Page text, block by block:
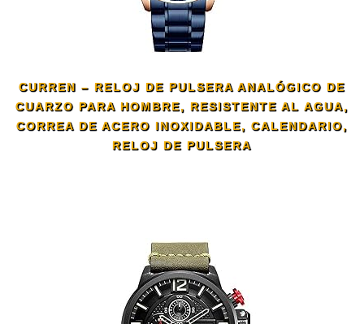
CURREN – RELOJ DE PULSERA ANALÓGICO DE
CUARZO PARA HOMBRE, RESISTENTE AL AGUA,
CORREA DE ACERO INOXIDABLE, CALENDARIO,
RELOJ DE PULSERA